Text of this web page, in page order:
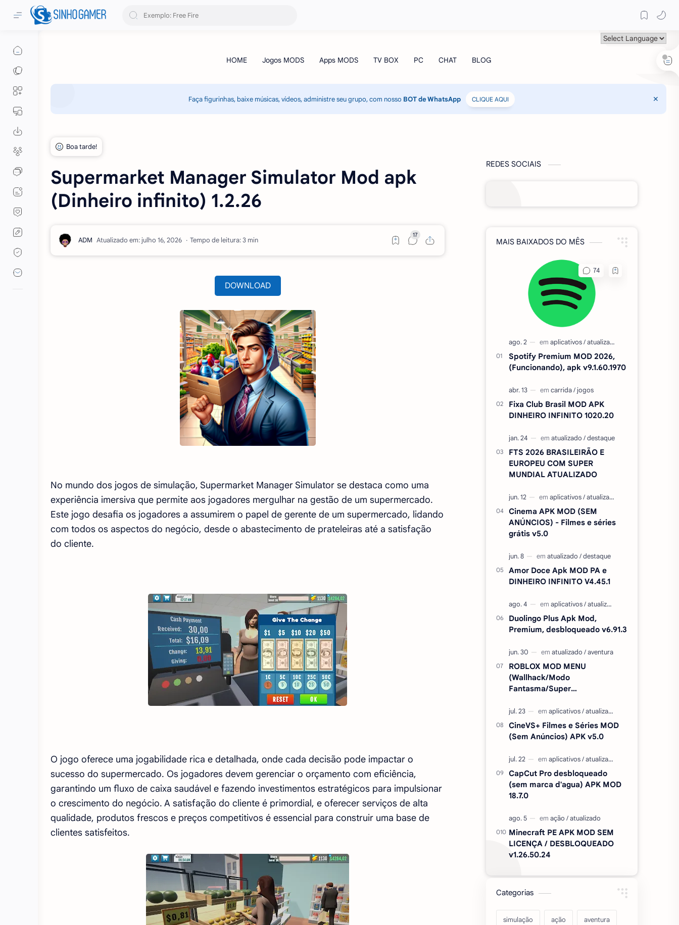
Faça figurinhas, baixe músicas, vídeos, administre seu grupo, com nosso BOT de WhatsApp CLIQUE AQUI
Supermarket Manager Simulator Mod apk
(Dinheiro infinito) 1.2.26
Atualizado em: Tempo de leitura: 3 min
DOWNLOAD
No mundo dos jogos de simulação, Supermarket Manager Simulator se destaca como uma
experiência imersiva que permite aos jogadores mergulhar na gestão de um supermercado.
Este jogo desafia os jogadores a assumirem o papel de gerente de um supermercado, lidando
com todos os aspectos do negócio, desde o abastecimento de prateleiras até a satisfação
do cliente.
O jogo oferece uma jogabilidade rica e detalhada, onde cada decisão pode impactar o
sucesso do supermercado. Os jogadores devem gerenciar o orçamento com eficiência,
garantindo um fluxo de caixa saudável e fazendo investimentos estratégicos para impulsionar
o crescimento do negócio. A satisfação do cliente é primordial, e oferecer serviços de alta
qualidade, produtos frescos e preços competitivos é essencial para construir uma base de
clientes satisfeitos.
REDES SOCIAIS
MAIS BAIXADOS DO MÊS
Spotify Premium MOD 2026,
(Funcionando), apk v9.1.60.1970
Fixa Club Brasil MOD APK
DINHEIRO INFINITO 1020.20
FTS 2026 BRASILEIRÃO E
EUROPEU COM SUPER
MUNDIAL ATUALIZADO
Cinema APK MOD (SEM
ANÚNCIOS) - Filmes e séries
grátis v5.0
Amor Doce Apk MOD PA e
DINHEIRO INFINITO V4.45.1
Duolingo Plus Apk Mod,
Premium, desbloqueado v6.91.3
ROBLOX MOD MENU
(Wallhack/Modo
Fantasma/Super
CineVS+ Filmes e Séries MOD
(Sem Anúncios) APK v5.0
CapCut Pro desbloqueado
(sem marca d'agua) APK MOD
18.7.0
Minecraft PE APK MOD SEM
LICENÇA / DESBLOQUEADO
v1.26.50.24
Categorias
simulação ação aventura